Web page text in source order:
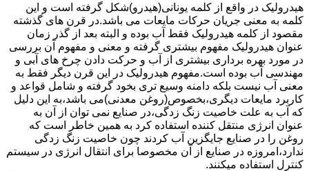
هیدرولیک در واقع از کلمه یونانی(هیدرو)شکل گرفته است و این
کلمه به معنی جریان حرکات مایعات می باشد.در قرن های گذشته
مقصود از کلمه هیدرولیک فقط آب بوده و البته بعد از گذر زمان
عنوان هیدرولیک مفهوم بیشتری گرفته و معنی و مفهوم آن بررسی
در مورد بهره برداری بیشتری از آب و حرکت دادن چرخ های آبی و
مهندسی آب بوده است.مفهوم هیدرولیک در این قرن دیگر فقط به
معنی آب نیست بلکه دامنه وسیع تری بخود گرفته و شامل قواعد و
کاربرد مایعات دیگری،بخصوص(روغن معدنی)می باشد،به این دلیل
که آب به علت خاصیت زنگ زدگی،در صنایع نمی توان از آن به
عنوان انرژی منتقل کننده استفاده کرد به همین خاطر است که
روغن را در صنایع جایگزین آب کردند چون خاصیت زنگ زدگی
ندارد،امروزه در صنایع از آن مخصوصا برای انتقال انرژی در سیستم
کنترل استفاده میکنند.